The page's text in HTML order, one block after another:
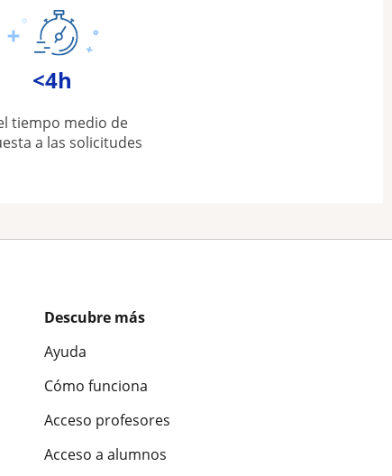
<4h
tiempo medio de
a las solicitudes
Descubre más
Ayuda
Cómo funciona
Acceso profesores
Acceso a alumnos